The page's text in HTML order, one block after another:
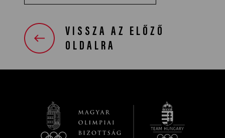
VISSZA AZ ELŐZŐ
OLDALRA